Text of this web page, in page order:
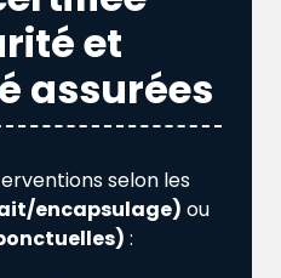
et
assurées
selon les
encapsulage) ou
: